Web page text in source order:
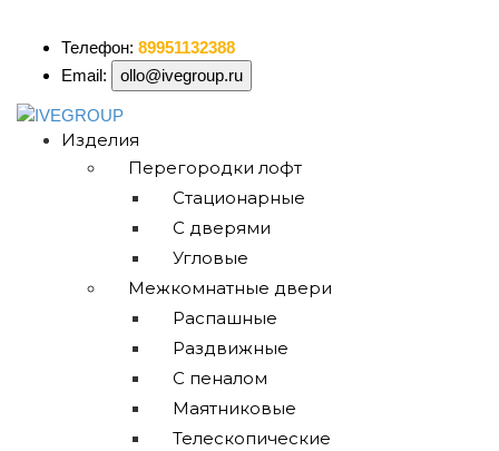
Телефон: 89951132388
Email:
ollo@ivegroup.ru
Изделия
Перегородки лофт
Стационарные
С дверями
Угловые
Межкомнатные двери
Распашные
Раздвижные
С пеналом
Маятниковые
Телескопические